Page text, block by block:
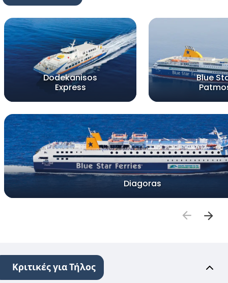
Dodekanisos
Express
Blue
Diagoras
Κριτικές για Τήλος